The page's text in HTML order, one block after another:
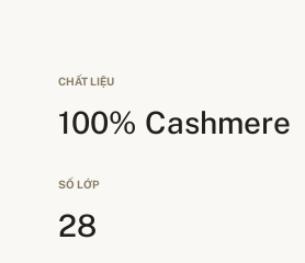
CHẤT LIỆU
100% Cashmere
SỐ LỚP
28